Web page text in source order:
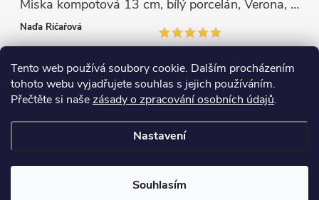
Tento web používá soubory cookie. Dalším procházením
tohoto webu vyjadřujete souhlas s jejich používáním.
Přečtěte si našezásady o zpracování osobních údajů.
Nastavení
Souhlasím
Miska kompotová 13 cm, bílý porcelán, Verona, G. Benedikt
Naďa Říčařová
miska je trochu mělká, ale využiji
Copyright 2026Porcelánový svět. Všechna práva vyhrazena.